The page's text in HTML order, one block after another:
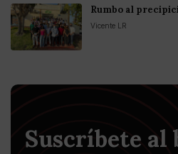
Rumbo al
Vicente LR
Suscríbete al